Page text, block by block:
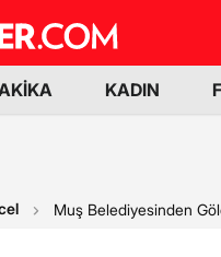
KADIN
Muş Belediyesinden